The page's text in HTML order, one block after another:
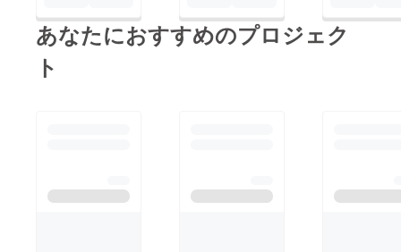
あなたにおすすめのプロジェク
ト